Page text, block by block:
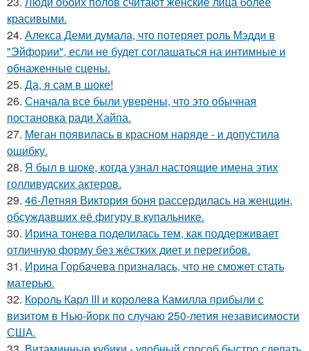
красивыми.
24. Алекса Деми думала, что потеряет роль Мэдди в
"Эйфории", если не будет соглашаться на интимные и
обнаженные сцены.
25. Да, я сам в шоке!
26. Сначала все были уверены, что это обычная
постановка ради Хайпа.
27. Меган появилась в красном наряде - и допустила
ошибку.
28. Я был в шоке, когда узнал настоящие имена этих
голливудских актеров.
29. 46-Летняя Виктория боня рассердилась на женщин,
обсуждавших её фигуру в купальнике.
30. Ирина тонева поделилась тем, как поддерживает
отличную форму без жёстких диет и перегибов.
31. Ирина Горбачева призналась, что не сможет стать
матерью.
32. Король Карл III и королева Камилла прибыли с
визитом в Нью-йорк по случаю 250-летия независимости
США.